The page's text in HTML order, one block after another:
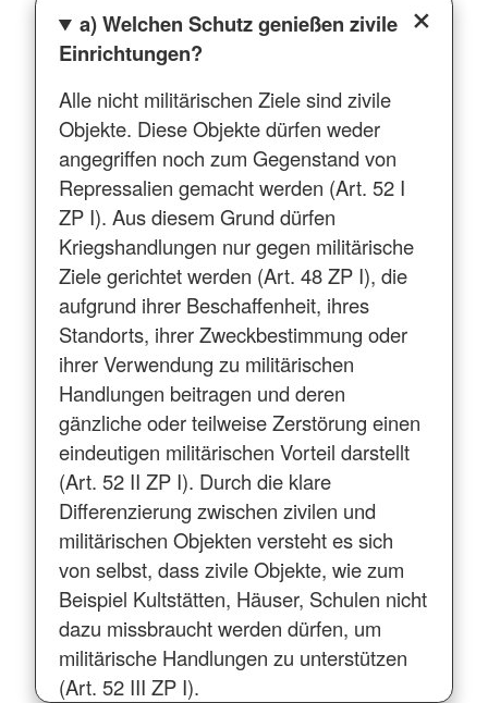
a) Welchen Schutz genießen zivile
Einrichtungen?
Alle nicht militärischen Ziele sind zivile
Objekte. Diese Objekte dürfen weder
angegriffen noch zum Gegenstand von
Repressalien gemacht werden (Art. 52 I
ZP I). Aus diesem Grund dürfen
Kriegshandlungen nur gegen militärische
Ziele gerichtet werden (Art. 48 ZP I), die
aufgrund ihrer Beschaffenheit, ihres
Standorts, ihrer Zweckbestimmung oder
ihrer Verwendung zu militärischen
Handlungen beitragen und deren
gänzliche oder teilweise Zerstörung einen
eindeutigen militärischen Vorteil darstellt
(Art. 52 II ZP I). Durch die klare
Differenzierung zwischen zivilen und
militärischen Objekten versteht es sich
von selbst, dass zivile Objekte, wie zum
Beispiel Kultstätten, Häuser, Schulen nicht
dazu missbraucht werden dürfen, um
militärische Handlungen zu unterstützen
(Art. 52 III ZP I).